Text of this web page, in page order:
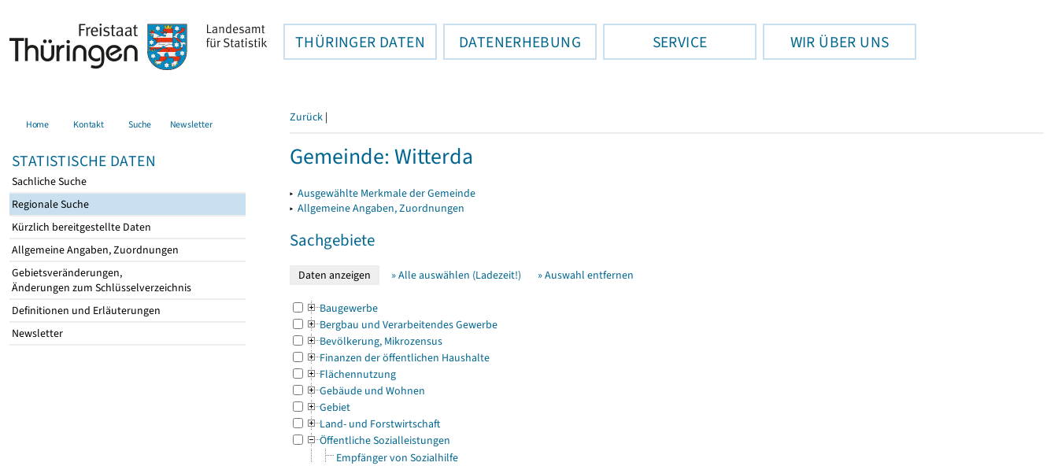
THÜRINGER DATEN DATENERHEBUNG SERVICE WIR ÜBER UNS
Home Kontakt Suche Newsletter
STATISTISCHE DATEN
Sachliche Suche
Regionale Suche
Kürzlich bereitgestellte Daten
Allgemeine Angaben, Zuordnungen
Gebietsveränderungen,
Änderungen zum Schlüsselverzeichnis
Definitionen und Erläuterungen
Newsletter
Zurück |
Gemeinde: Witterda
▸ Ausgewählte Merkmale der Gemeinde
▸ Allgemeine Angaben, Zuordnungen
Sachgebiete
» Alle auswählen (Ladezeit!) » Auswahl entfernen
Baugewerbe
Bergbau und Verarbeitendes Gewerbe
Bevölkerung, Mikrozensus
Finanzen der öffentlichen Haushalte
Flächennutzung
Gebäude und Wohnen
Gebiet
Land- und Forstwirtschaft
Öffentliche Sozialleistungen
Empfänger von Sozialhilfe